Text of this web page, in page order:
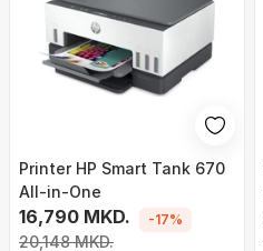
Printer HP Smart Tank 670
All-in-One
16,790 MKD.
20,148 MKD.
-17%